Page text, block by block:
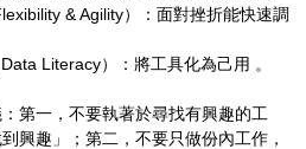
& Agility）：面對挫折能快速調
Literacy）：將工具化為己用 。
第一，不要執著於尋找有興趣的工
興趣」；第二，不要只做份內工作，